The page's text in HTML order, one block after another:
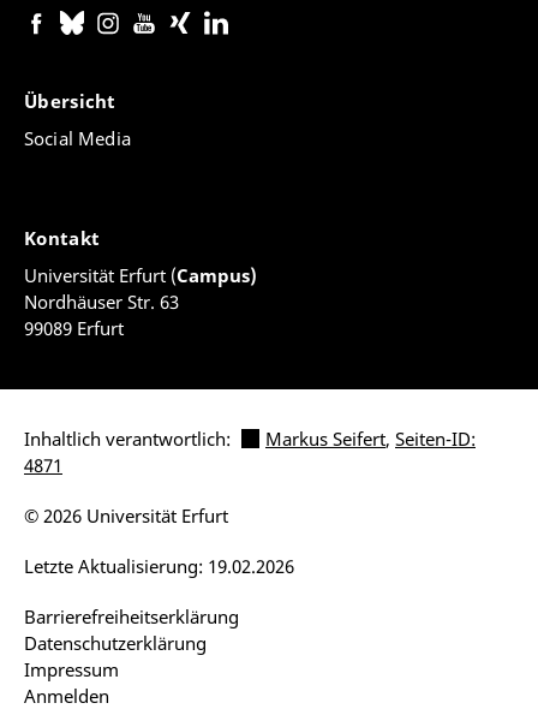
Übersicht
Social Media
Kontakt
Universität Erfurt (Campus)
Nordhäuser Str. 63
99089 Erfurt
Inhaltlich verantwortlich: Markus Seifert, Seiten-ID:
4871
Barrierefreiheitserklärung
Datenschutzerklärung
Impressum
Anmelden
Letzte Aktualisierung: 19.02.2026
© 2026 Universität Erfurt